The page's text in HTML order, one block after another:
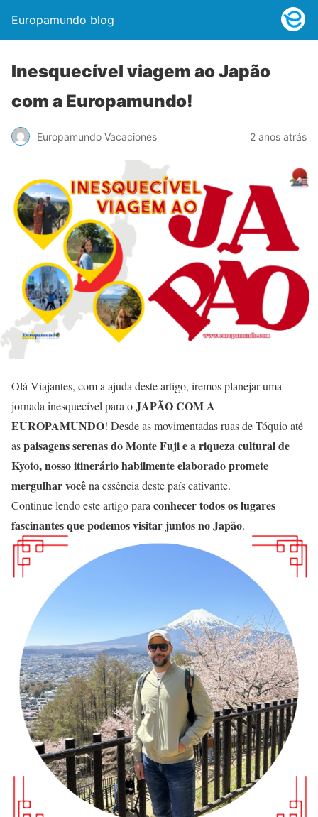
Europamundo blog
Inesquecível viagem ao Japão
com a Europamundo!
Europamundo Vacaciones 2 anos atrás
Olá Viajantes, com a ajuda deste artigo, iremos planejar uma
jornada inesquecível para oJAPÃO COM A
EUROPAMUNDO! Desde as movimentadas ruas de Tóquio até
aspaisagens serenas do Monte Fuji e a riqueza cultural de
Kyoto, nosso itinerário habilmente elaborado promete
mergulhar vocêna essência deste país cativante.
Continue lendo este artigo para conhecer todos os lugares
fascinantes que podemos visitar juntos no Japão.